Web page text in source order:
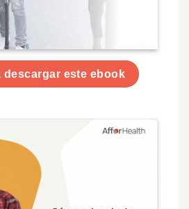
descargar este ebook